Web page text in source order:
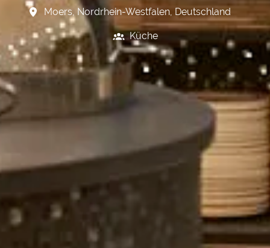
Moers, Nordrhein-Westfalen, Deutschland
Küche